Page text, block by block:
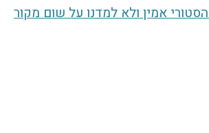
אמין ולא למדנו על שום מקור